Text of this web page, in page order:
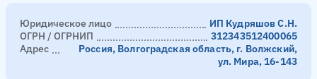
Юридическое лицо
ИП Кудряшов С.Н.
ОГРН / ОГРНИП
312343512400065
Адрес
Россия, Волгоградская область, г. Волжский,
ул. Мира, 16-143